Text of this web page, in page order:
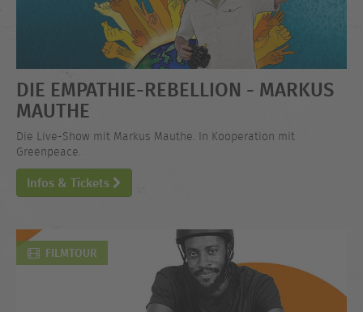
DIE EMPATHIE-REBELLION - MARKUS
MAUTHE
Die Live-Show mit Markus Mauthe. In Kooperation mit
Greenpeace.
Infos & Tickets
FILMTOUR